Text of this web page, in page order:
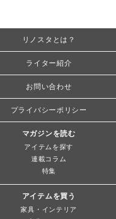
リノスタとは？
ライター紹介
お問い合わせ
プライバシーポリシー
マガジンを読む
アイテムを探す
連載コラム
特集
アイテムを買う
家具・インテリア